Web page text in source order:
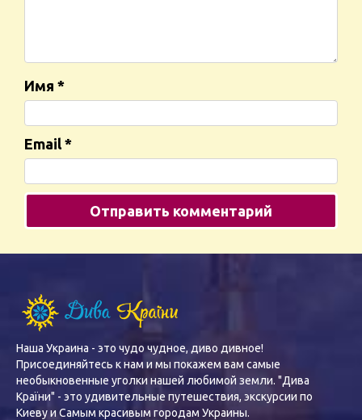
Имя *
Email *
Наша Украина - это чудо чудное, диво дивное!
Присоединяйтесь к нам и мы покажем вам самые
необыкновенные уголки нашей любимой земли. "Дива
Країни" - это удивительные путешествия, экскурсии по
Киеву и Самым красивым городам Украины.